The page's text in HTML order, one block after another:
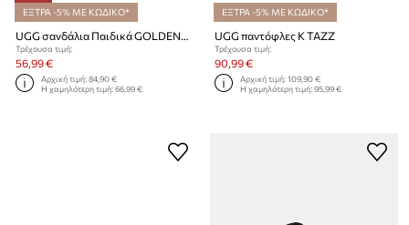
ΕΞΤΡΑ -5% ΜΕ ΚΩΔΙΚΟ*
Τρέχουσα τιμή:
56,99 €
Αρχική τιμή:84,90 €
Η χαμηλότερη τιμή:66,99 €
ΕΞΤΡΑ -5% ΜΕ ΚΩΔΙΚΟ*
UGG παντόφλες K TAZZ
Τρέχουσα τιμή:
90,99 €
Αρχική τιμή:109,90 €
Η χαμηλότερη τιμή:95,99 €